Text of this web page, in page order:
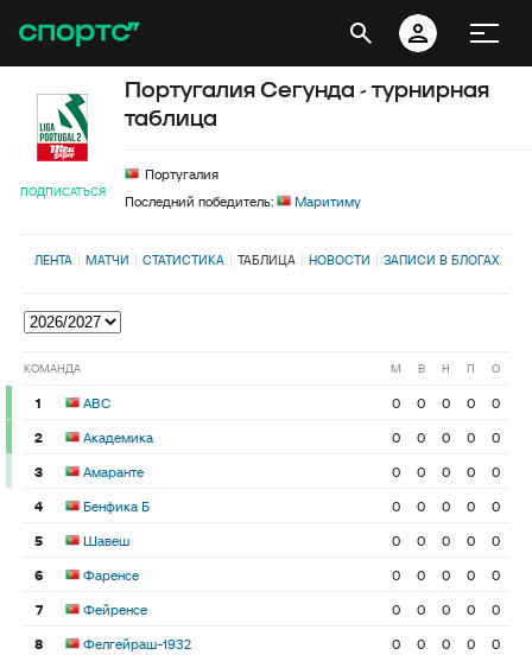
ПОДПИСАТЬСЯ
Португалия Сегунда - турнирная
таблица
Португалия
Последний победитель:
Маритиму
ЛЕНТА МАТЧИ СТАТИСТИКА ТАБЛИЦА НОВОСТИ ЗАПИСИ В БЛОГАХ
КОМАНДА М В Н П О
1 АВС 0 0 0 0
0
2
Академика 0 0 0 0
0
3
Амаранте 0 0 0 0
0
4
Бенфика Б 0 0 0 0
0
5
Шавеш 0 0 0 0
0
6
Фаренсе 0 0 0 0
0
7
Фейренсе 0 0 0 0
0
8
Фелгейраш-1932 0 0 0 0
0